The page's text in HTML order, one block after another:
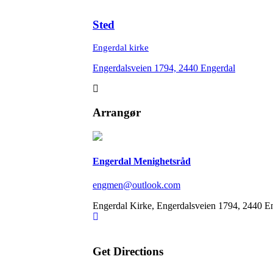
Sted
Engerdal kirke
Engerdalsveien 1794, 2440 Engerdal
Arrangør
Engerdal Menighetsråd
engmen@outlook.com
Engerdal Kirke, Engerdalsveien 1794, 2440
Get Directions